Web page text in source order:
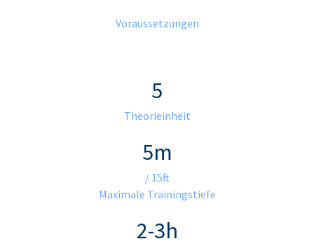
Voraussetzungen
5
Theorieinheit
5m
/ 15ft
Maximale Trainingstiefe
2-3h​